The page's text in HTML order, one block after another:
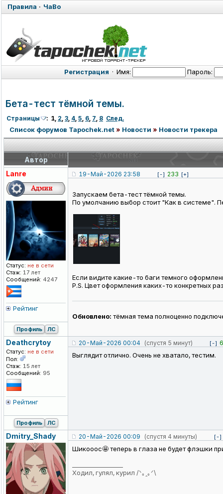
Правила · ЧаВо
Регистрация · Имя: Пароль:
Бета-тест тёмной темы.
Страницы : 1, 2, 3, 4, 5, 6, 7, 8 След.
Список форумов Tapochek.net» Новости » Новости трекера
Автор
Lanre
Статус: не в сети
Стаж: 17 лет
Сообщений: 4247
Рейтинг
19-Май-2026 23:58 [-] 233 [+]
Запускаем бета-тест тёмной темы.
По умолчанию выбор стоит "Как в системе".
Если видите какие-то баги темного
P.S. Цвет оформления каких-то конкретных
Обновлено: тёмная тема полноценно
Профиль ЛС
Deathcrytoy
Статус: не в сети
Пол:
Стаж: 15 лет
Сообщений: 95
Рейтинг
20-Май-2026 00:04 (спустя 5 минут) [-]
Выглядит отлично. Очень не хватало, тестим.
Профиль ЛС
Dmitry_Shady 20-Май-2026 00:09 (спустя 4 минуты) [-]
Шикооос🤩 теперь в глаза не будет флэшки
Ходил, гулял, курил /ᐠ｡ꞈ｡ᐟ\